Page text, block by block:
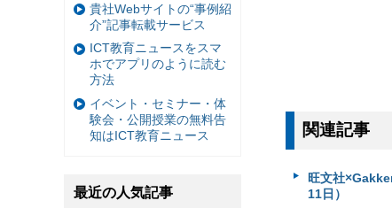
関連記事
旺文社
11日）
貴社Webサイトの“事例紹
介”記事転載サービス
ICT教育ニュースをスマ
ホでアプリのように読む
方法
イベント・セミナー・体
験会・公開授業の無料告
知はICT教育ニュース
最近の人気記事